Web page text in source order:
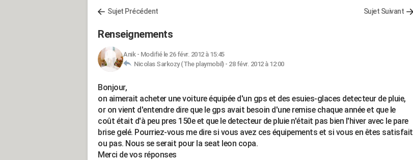
Sujet Précédent Sujet Suivant
Renseignements
Anik- Modifié le 26 févr. 2012 à 15:45
Nicolas Sarkozy (The playmobil) - 28 févr. 2012 à 12:00
Bonjour,
on aimerait acheter une voiture équipée d'un gps et des esuies-glaces detecteur de pluie,
or on vient d'entendre dire que le gps avait besoin d'une remise chaque année et que le
coût était d'à peu pres 150e et que le detecteur de pluie n'était pas bien l'hiver avec le pare
brise gelé. Pourriez-vous me dire si vous avez ces équipements et si vous en êtes satisfait
ou pas. Nous se serait pour la seat leon copa.
Merci de vos réponses